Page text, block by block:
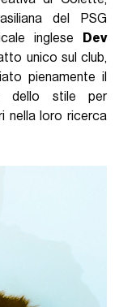
del PSG
inglese
Dev
unico sul club,
pienamente il
dello stile per
nella loro ricerca